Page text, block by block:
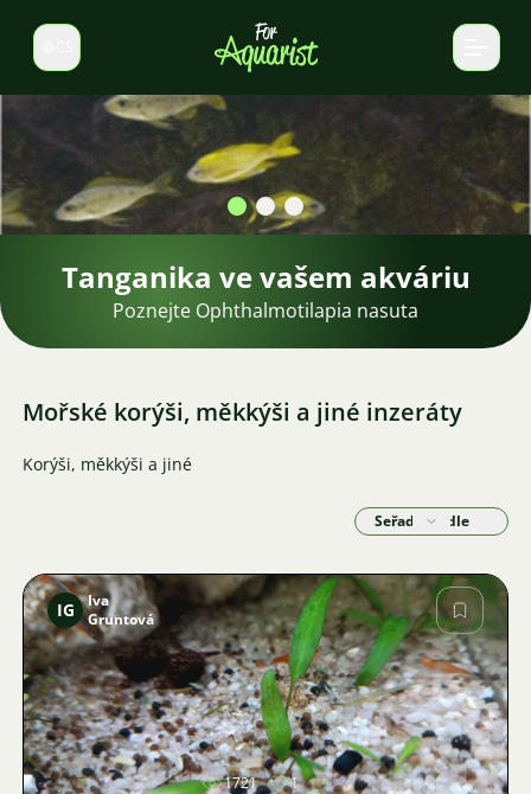
Select language
Tanganika ve vašem akváriu
Poznejte Ophthalmotilapia nasuta
Mořské korýši, měkkýši a jiné inzeráty
Korýši, měkkýši a jiné
Seřadit podle
Obrázek
IG
Iva
Gruntová
1721 1